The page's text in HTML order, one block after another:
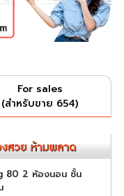
For sales
(สำหรับขาย 654)
80 2 ห้องนอน ชั้น